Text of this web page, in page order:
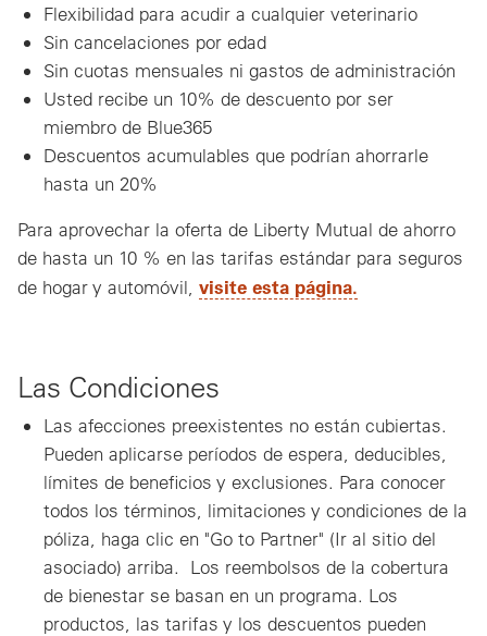
Flexibilidad para acudir a cualquier veterinario
Sin cancelaciones por edad
Sin cuotas mensuales ni gastos de administración
Usted recibe un 10% de descuento por ser
miembro de Blue365
Descuentos acumulables que podrían ahorrarle
hasta un 20%
Para aprovechar la oferta de Liberty Mutual de ahorro
de hasta un 10 % en las tarifas estándar para seguros
de hogar y automóvil, visite esta página.
Las Condiciones
Las afecciones preexistentes no están cubiertas.
Pueden aplicarse períodos de espera, deducibles,
límites de beneficios y exclusiones. Para conocer
todos los términos, limitaciones y condiciones de la
póliza, haga clic en "Go to Partner" (Ir al sitio del
asociado) arriba. Los reembolsos de la cobertura
de bienestar se basan en un programa. Los
productos, las tarifas y los descuentos pueden